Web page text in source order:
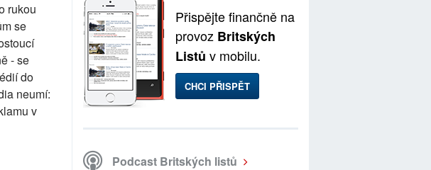
rukou
se
- se
do
neumí:
v
Přispějte finančně na
provoz Britských
Listů v mobilu.
CHCI PŘISPĚT
Podcast Britských listů